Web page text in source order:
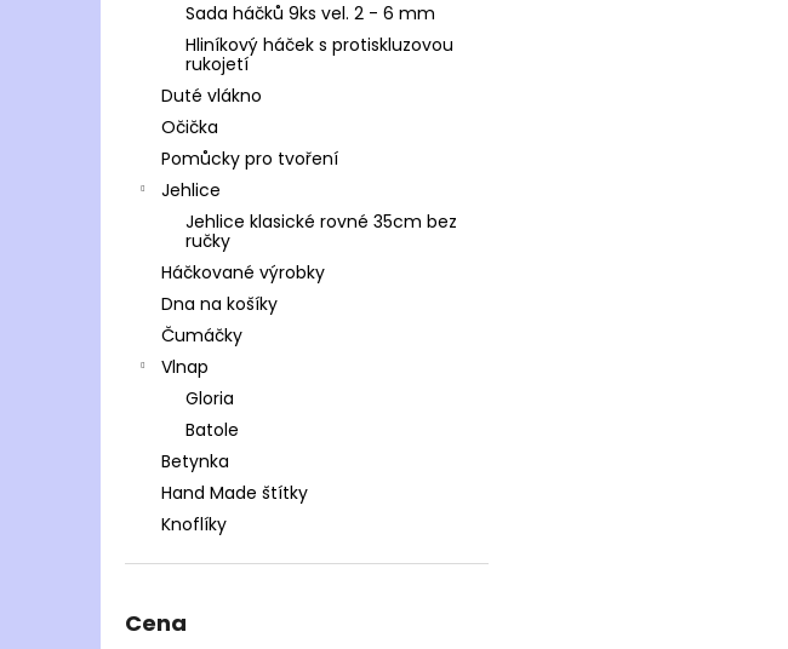
Sada háčků 9ks vel. 2 - 6 mm
Hliníkový háček s protiskluzovou
rukojetí
Duté vlákno
Očička
Pomůcky pro tvoření
Jehlice
Jehlice klasické rovné 35cm bez
ručky
Háčkované výrobky
Dna na košíky
Čumáčky
Vlnap
Gloria
Batole
Betynka
Hand Made štítky
Knoflíky
Cena